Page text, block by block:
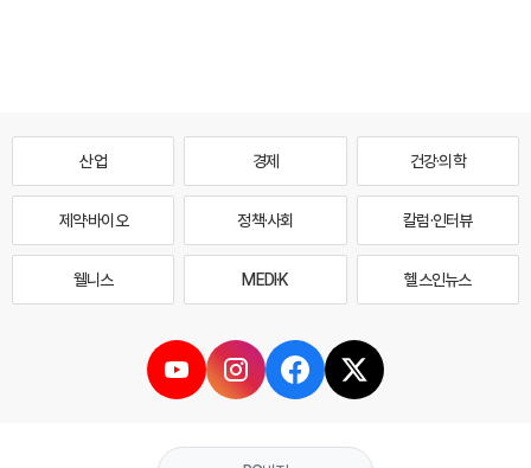
산업 경제 건강·의학
제약·바이오 정책·사회 칼럼·인터뷰
웰니스 MEDI·K 헬스인뉴스